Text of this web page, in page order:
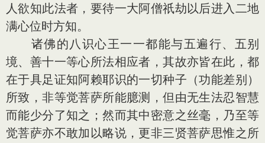
人欲知此法者，要待一大阿僧祇劫以后进入二地
满心位时方知。
诸佛的八识心王一一都能与五遍行、五别
境、善十一等心所法相应者，其故亦皆在此，都
在于具足证知阿赖耶识的一切种子（功能差别）
所致，非等觉菩萨所能臆测，但由无生法忍智慧
而能少分了知之；然而其中密意之丝毫，乃至等
觉菩萨亦不敢加以略说，更非三贤菩萨思惟之所